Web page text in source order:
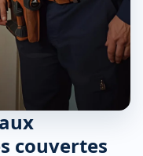
couvertes